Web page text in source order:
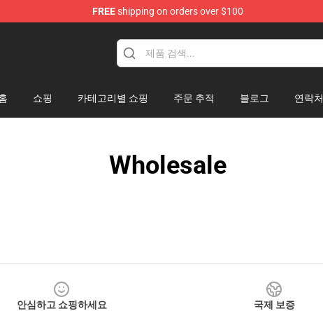
FREEshipping on orders over $100
쇼핑 카테고리별 쇼핑 주문 추적 블로그 연락처
Wholesale
안심하고 쇼핑하세요
국제 보증